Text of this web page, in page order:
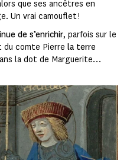
que ses ancêtres en
Un vrai camouflet !
de s’enrichir, parfois sur le
du comte Pierre la terre
la dot de Marguerite…